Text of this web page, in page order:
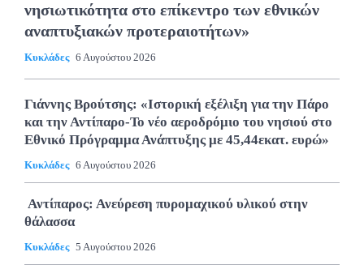
νησιωτικότητα στο επίκεντρο των εθνικών
αναπτυξιακών προτεραιοτήτων»
Κυκλάδες 6 Αυγούστου 2026
Γιάννης Βρούτσης: «Ιστορική εξέλιξη για την Πάρο
και την Αντίπαρο-Το νέο αεροδρόμιο του νησιού στο
Εθνικό Πρόγραμμα Ανάπτυξης με 45,44εκατ. ευρώ»
Κυκλάδες 6 Αυγούστου 2026
Αντίπαρος: Ανεύρεση πυρομαχικού υλικού στην
θάλασσα
Κυκλάδες 5 Αυγούστου 2026